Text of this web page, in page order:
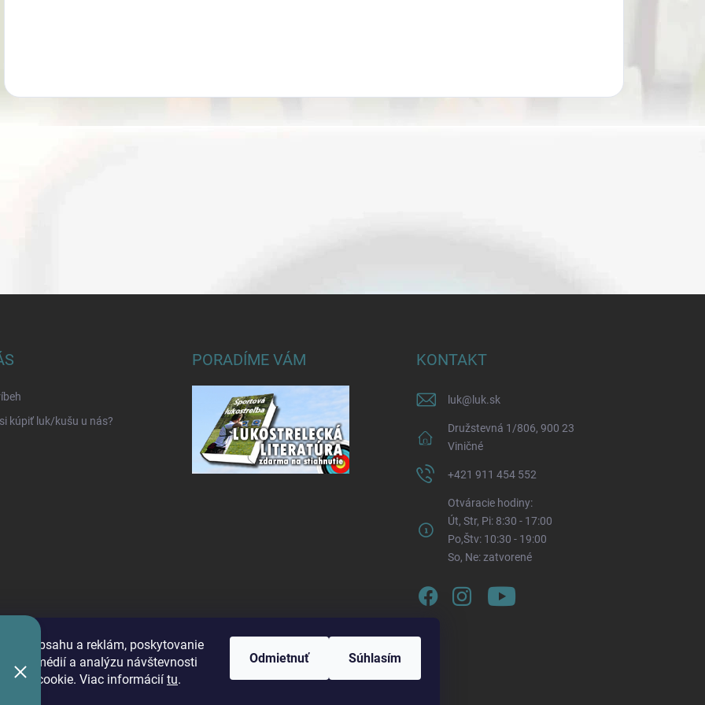
obsahu a reklám, poskytovanie
médií a analýzu návštevnosti
cookie. Viac informácií tu.
Odmietnuť Súhlasím
kúpiť luk/kušu u nás?
PORADÍME VÁM KONTAKT
luk@ luk.sk
Družstevná 1/806, 900 23
Viničné
+421 911 454 552
Otváracie hodiny:
Út, Str, Pi: 8:30 - 17:00
Po,Štv: 10:30 - 19:00
So, Ne: zatvorené